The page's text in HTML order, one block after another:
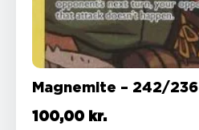
Magnemite – 242/236
100,00 kr.